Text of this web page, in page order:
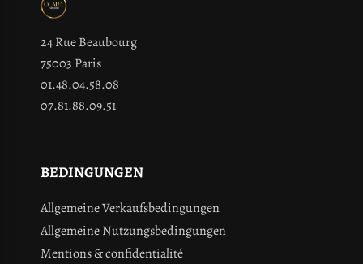
24 Rue Beaubourg
75003 Paris
01.48.04.58.08
07.81.88.09.51
BEDINGUNGEN
Allgemeine Verkaufsbedingungen
Allgemeine Nutzungsbedingungen
Mentions & confidentialité